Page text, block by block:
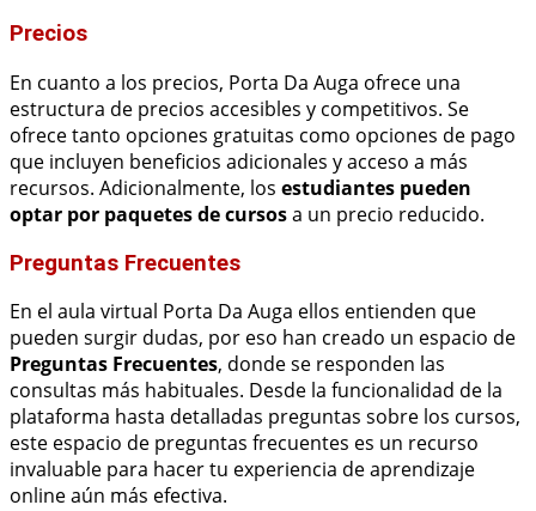
Precios
En cuanto a los precios, Porta Da Auga ofrece una
estructura de precios accesibles y competitivos. Se
ofrece tanto opciones gratuitas como opciones de pago
que incluyen beneficios adicionales y acceso a más
recursos. Adicionalmente, los estudiantes pueden
optar por paquetes de cursosa un precio reducido.
Preguntas Frecuentes
En el aula virtual Porta Da Auga ellos entienden que
pueden surgir dudas, por eso han creado un espacio de
Preguntas Frecuentes, donde se responden las
consultas más habituales. Desde la funcionalidad de la
plataforma hasta detalladas preguntas sobre los cursos,
este espacio de preguntas frecuentes es un recurso
invaluable para hacer tu experiencia de aprendizaje
online aún más efectiva.